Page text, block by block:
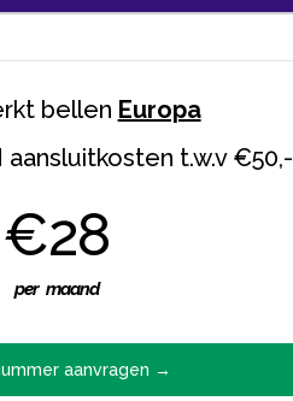
bellen Europa
aansluitkosten t.w.v €50,-
€28
per maand
aanvragen →